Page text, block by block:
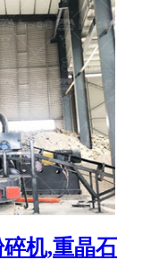
机,重晶石